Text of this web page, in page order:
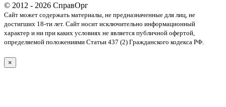
© 2012 - 2026 СправОрг
Сайт может содержать материалы, не предназначенные для лиц, не
достигших 18-ти лет. Cайт носит исключительно информационный
характер и ни при каких условиях не является публичной офертой,
определяемой положениями Статьи 437 (2) Гражданского кодекса РФ.
×